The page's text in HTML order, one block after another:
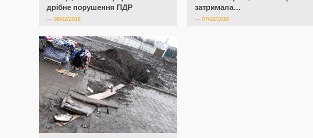
дрібне порушення ПДР
— 08/02/2018
затримала…
— 07/02/2018